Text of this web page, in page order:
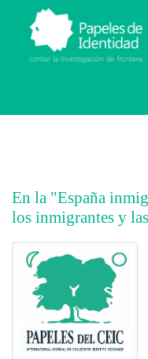
En la "España
los inmigrantes y